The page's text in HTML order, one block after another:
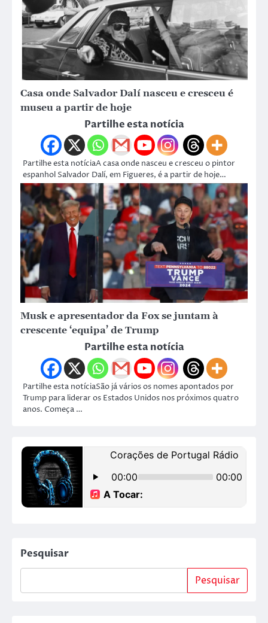
Casa onde Salvador Dalí nasceu e cresceu é
museu a partir de hoje
Partilhe esta notícia
Partilhe esta notíciaA casa onde nasceu e cresceu o pintor
espanhol Salvador Dalí, em Figueres, é a partir de hoje…
Musk e apresentador da Fox se juntam à
crescente ‘equipa’ de Trump
Partilhe esta notícia
Partilhe esta notíciaSão já vários os nomes apontados por
Trump para liderar os Estados Unidos nos próximos quatro
anos. Começa …
Pesquisar
Pesquisar